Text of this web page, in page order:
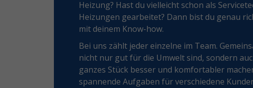
Heizung? Hast du vielleicht schon als
Heizungen gearbeitet? Dann bist du genau
mit deinem Know-how.
Bei uns zählt jeder einzelne im Team.
nicht nur gut für die Umwelt sind, sondern
ganzes Stück besser und komfortabler
spannende Aufgaben für verschiedene